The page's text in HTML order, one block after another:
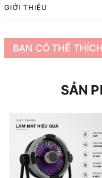
GIỚI THIỆU
BẠN CÓ THỂ THÍCH
SẢN